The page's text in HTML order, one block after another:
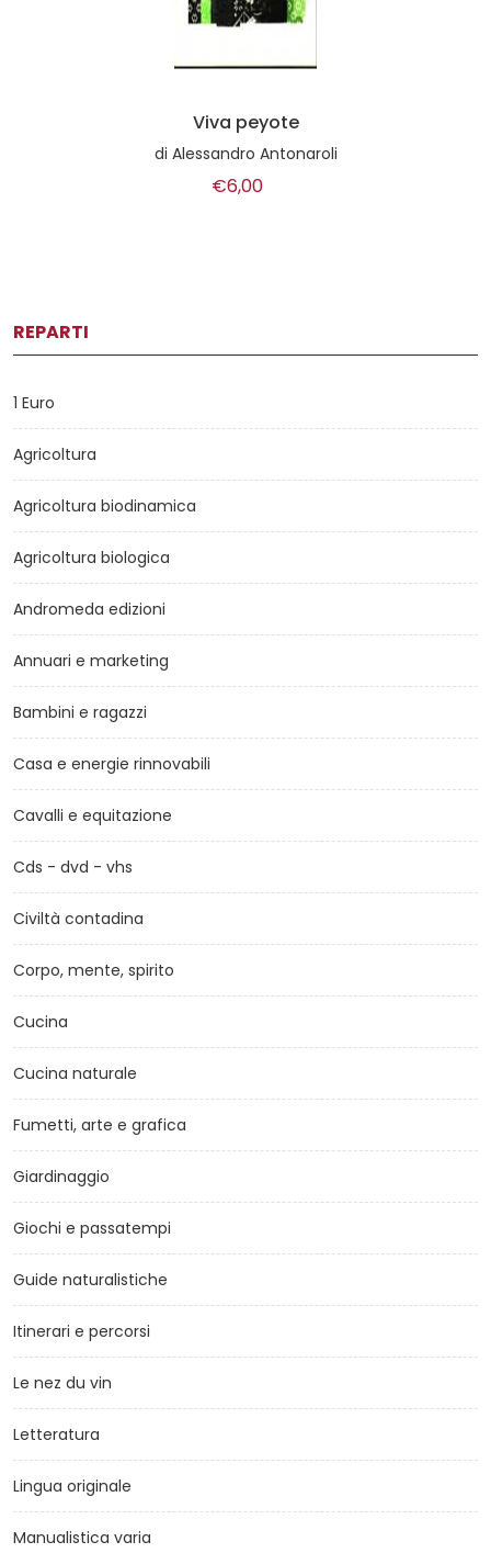
Viva peyote
di Alessandro Antonaroli
€6,00
REPARTI
1 Euro
Agricoltura
Agricoltura biodinamica
Agricoltura biologica
Andromeda edizioni
Annuari e marketing
Bambini e ragazzi
Casa e energie rinnovabili
Cavalli e equitazione
Cds - dvd - vhs
Civiltà contadina
Corpo, mente, spirito
Cucina
Cucina naturale
Fumetti, arte e grafica
Giardinaggio
Giochi e passatempi
Guide naturalistiche
Itinerari e percorsi
Le nez du vin
Letteratura
Lingua originale
Manualistica varia